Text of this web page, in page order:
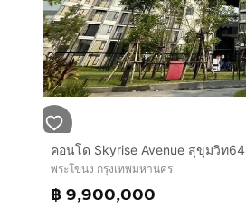
คอนโด Skyrise Avenue สุขุมวิท64
พระโขนง กรุงเทพมหานคร
฿ 9,900,000